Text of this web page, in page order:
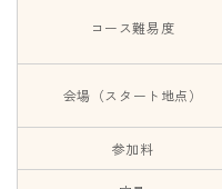
コース難易度
会場（スタート地点）
参加料